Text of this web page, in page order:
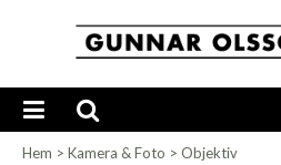
Hem > Kamera & Foto > Objektiv